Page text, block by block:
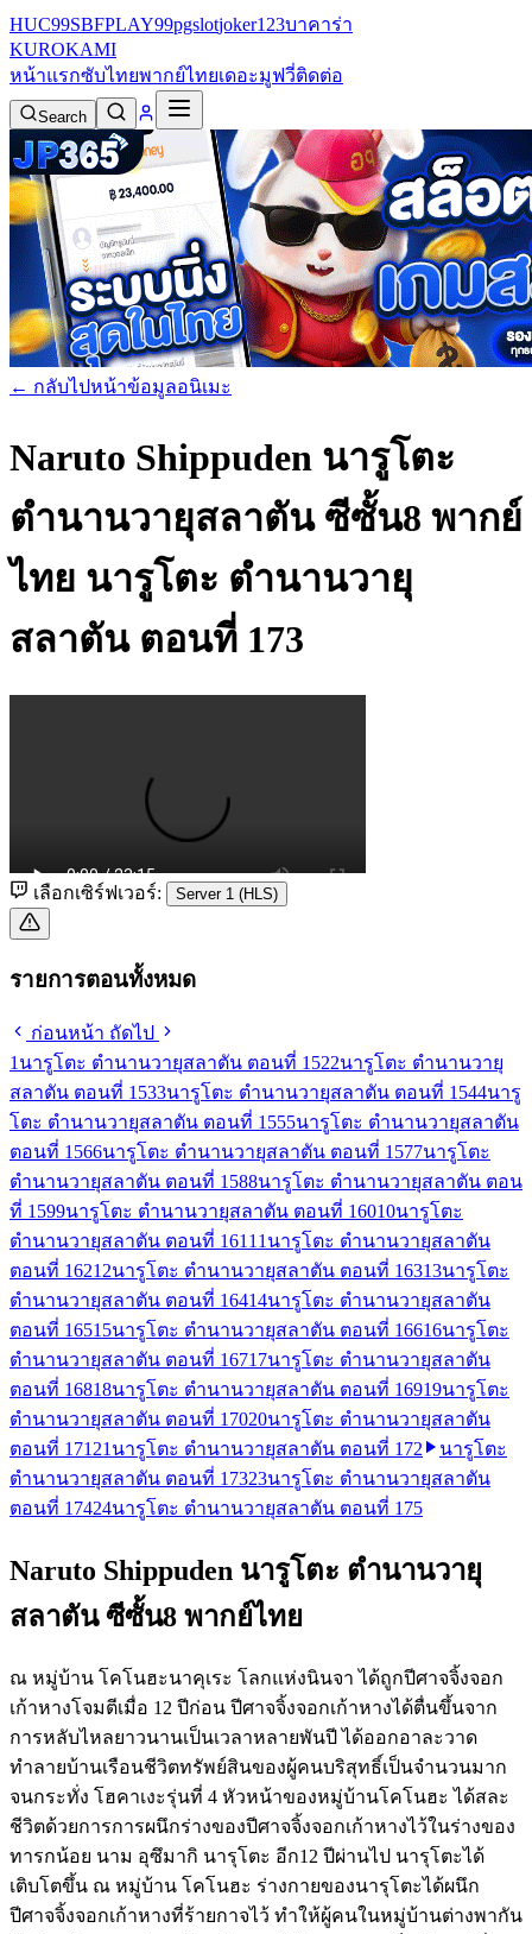
HUC99SBFPLAY99pgslotjoker123บาคาร่า
KUROKAMI
หน้าแรกซับไทยพากย์ไทยเดอะมูฟวี่ติดต่อ
Search
← กลับไปหน้าข้อมูลอนิเมะ
Naruto Shippuden นารูโตะ
ตำนานวายุสลาตัน ซีซั้น8 พากย์
ไทย นารูโตะ ตำนานวายุ
สลาตัน ตอนที่ 173
เลือกเซิร์ฟเวอร์: Server 1 (HLS)
รายการตอนทั้งหมด
ก่อนหน้า ถัดไป
1 นารูโตะ ตำนานวายุสลาตัน ตอนที่ 1522นารูโตะ ตำนานวายุ
สลาตัน ตอนที่ 1533นารูโตะ ตำนานวายุสลาตัน ตอนที่ 1544นารู
โตะ ตำนานวายุสลาตัน ตอนที่ 1555นารูโตะ ตำนานวายุสลาตัน
ตอนที่ 1566นารูโตะ ตำนานวายุสลาตัน ตอนที่ 1577นารูโตะ
ตำนานวายุสลาตัน ตอนที่ 1588นารูโตะ ตำนานวายุสลาตัน ตอน
ที่ 1599นารูโตะ ตำนานวายุสลาตัน ตอนที่ 16010นารูโตะ
ตำนานวายุสลาตัน ตอนที่ 161 11 นารูโตะ ตำนานวายุสลาตัน
ตอนที่ 16212นารูโตะ ตำนานวายุสลาตัน ตอนที่ 16313นารูโตะ
ตำนานวายุสลาตัน ตอนที่ 16414นารูโตะ ตำนานวายุสลาตัน
ตอนที่ 16515นารูโตะ ตำนานวายุสลาตัน ตอนที่ 16616นารูโตะ
ตำนานวายุสลาตัน ตอนที่ 16717นารูโตะ ตำนานวายุสลาตัน
ตอนที่ 16818นารูโตะ ตำนานวายุสลาตัน ตอนที่ 16919นารูโตะ
ตำนานวายุสลาตัน ตอนที่ 17020นารูโตะ ตำนานวายุสลาตัน
ตอนที่ 171 21 นารูโตะ ตำนานวายุสลาตัน ตอนที่ 172
นารูโตะ
ตำนานวายุสลาตัน ตอนที่ 17323นารูโตะ ตำนานวายุสลาตัน
ตอนที่ 17424นารูโตะ ตำนานวายุสลาตัน ตอนที่ 175
Naruto Shippuden นารูโตะ ตำนานวายุ
สลาตัน ซีซั้น8 พากย์ไทย
ณ หมู่บ้าน โคโนฮะนาคุเระ โลกแห่งนินจา ได้ถูกปีศาจจิ้งจอก
เก้าหางโจมตีเมื่อ 12 ปีก่อน ปีศาจจิ้งจอกเก้าหางได้ตื่นขึ้นจาก
การหลับไหลยาวนานเป็นเวลาหลายพันปี ได้ออกอาละวาด
ทำลายบ้านเรือนชีวิตทรัพย์สินของผู้คนบริสุทธิ์เป็นจำนวนมาก
จนกระทั่ง โฮคาเงะรุ่นที่ 4 หัวหน้าของหมู่บ้านโคโนฮะ ได้สละ
ชีวิตด้วยการการผนึกร่างของปีศาจจิ้งจอกเก้าหางไว้ในร่างของ
ทารกน้อย นาม อุซึมากิ นารุโตะ อีก12 ปีผ่านไป นารุโตะได้
เติบโตขึ้น ณ หมู่บ้าน โคโนฮะ ร่างกายของนารุโตะได้ผนึก
ปีศาจจิ้งจอกเก้าหางที่ร้ายกาจไว้ ทำให้ผู้คนในหมู่บ้านต่างพากัน